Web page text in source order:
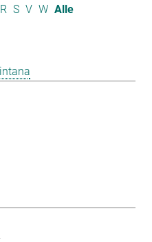
R S V W Alle